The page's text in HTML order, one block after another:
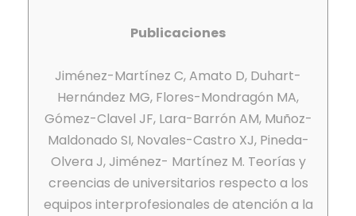
Publicaciones
Jiménez-Martínez C, Amato D, Duhart-
Hernández MG, Flores-Mondragón MA,
Gómez-Clavel JF, Lara-Barrón AM, Muñoz-
Maldonado SI, Novales-Castro XJ, Pineda-
Olvera J, Jiménez- Martínez M. Teorías y
creencias de universitarios respecto a los
equipos interprofesionales de atención a la